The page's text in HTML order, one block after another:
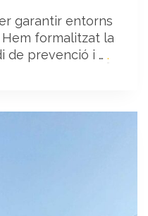
garantir entorns
formalitzat la
de prevenció i … .